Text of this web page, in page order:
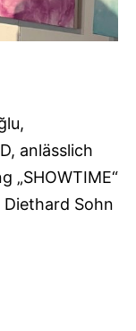
anlässlich
„SHOWTIME“
Diethard Sohn